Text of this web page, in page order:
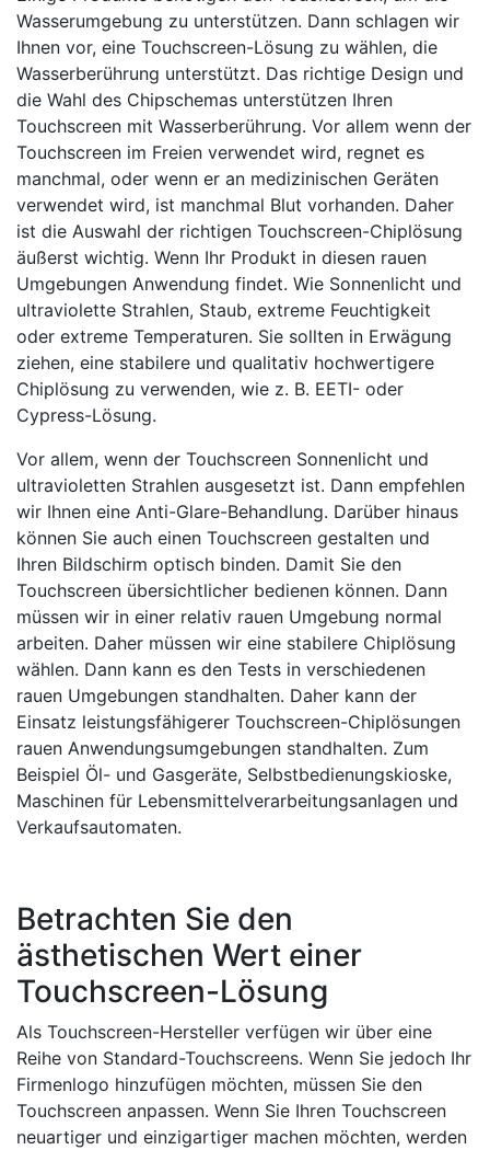
Wasserumgebung zu unterstützen. Dann schlagen wir
Ihnen vor, eine Touchscreen-Lösung zu wählen, die
Wasserberührung unterstützt. Das richtige Design und
die Wahl des Chipschemas unterstützen Ihren
Touchscreen mit Wasserberührung. Vor allem wenn der
Touchscreen im Freien verwendet wird, regnet es
manchmal, oder wenn er an medizinischen Geräten
verwendet wird, ist manchmal Blut vorhanden. Daher
ist die Auswahl der richtigen Touchscreen-Chiplösung
äußerst wichtig. Wenn Ihr Produkt in diesen rauen
Umgebungen Anwendung findet. Wie Sonnenlicht und
ultraviolette Strahlen, Staub, extreme Feuchtigkeit
oder extreme Temperaturen. Sie sollten in Erwägung
ziehen, eine stabilere und qualitativ hochwertigere
Chiplösung zu verwenden, wie z. B. EETI- oder
Cypress-Lösung.
Vor allem, wenn der Touchscreen Sonnenlicht und
ultravioletten Strahlen ausgesetzt ist. Dann empfehlen
wir Ihnen eine Anti-Glare-Behandlung. Darüber hinaus
können Sie auch einen Touchscreen gestalten und
Ihren Bildschirm optisch binden. Damit Sie den
Touchscreen übersichtlicher bedienen können. Dann
müssen wir in einer relativ rauen Umgebung normal
arbeiten. Daher müssen wir eine stabilere Chiplösung
wählen. Dann kann es den Tests in verschiedenen
rauen Umgebungen standhalten. Daher kann der
Einsatz leistungsfähigerer Touchscreen-Chiplösungen
rauen Anwendungsumgebungen standhalten. Zum
Beispiel Öl- und Gasgeräte, Selbstbedienungskioske,
Maschinen für Lebensmittelverarbeitungsanlagen und
Verkaufsautomaten.
Betrachten Sie den
ästhetischen Wert einer
Touchscreen-Lösung
Als Touchscreen-Hersteller verfügen wir über eine
Reihe von Standard-Touchscreens. Wenn Sie jedoch Ihr
Firmenlogo hinzufügen möchten, müssen Sie den
Touchscreen anpassen. Wenn Sie Ihren Touchscreen
neuartiger und einzigartiger machen möchten, werden